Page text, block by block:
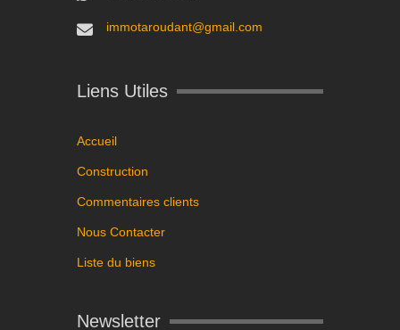
immotaroudant@gmail.com
Liens Utiles
Accueil
Construction
Commentaires clients
Nous Contacter
Liste du biens
Newsletter